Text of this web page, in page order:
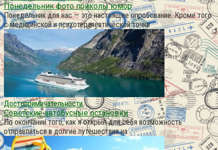
Понедельник фото приколы юмор
Понедельник для нас — это настоящее опробование. Кроме того
с медицинской и психотерапевтической точки
Достопримечательности
Советские автобусные остановки
По окончании того, как я открыл для себя возможность
отправляться в долгие путешествия на